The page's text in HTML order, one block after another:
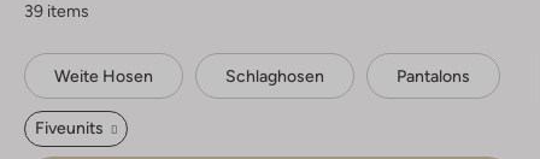
39 items
Weite Hosen Schlaghosen Pantalons
Fiveunits